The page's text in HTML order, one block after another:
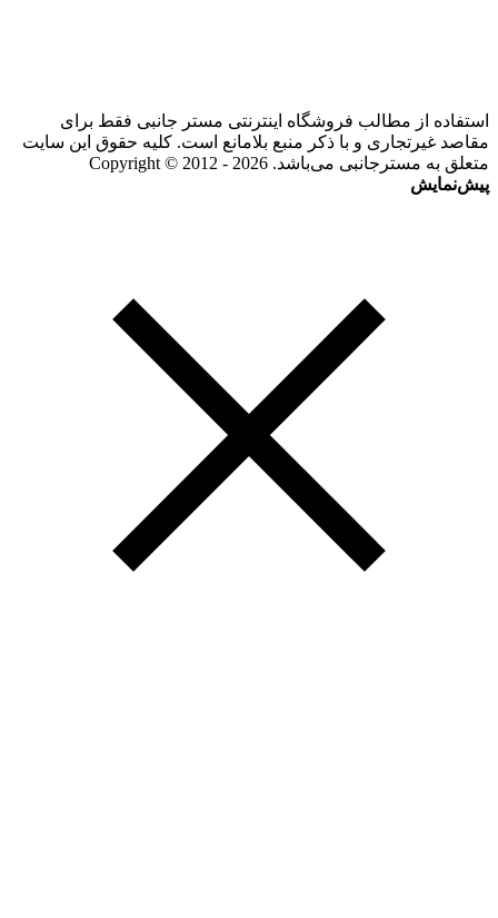
استفاده از مطالب فروشگاه اینترنتی مستر جانبی فقط برای
مقاصد غیرتجاری و با ذکر منبع بلامانع است. کلیه حقوق این سایت
متعلق به مسترجانبی می‌باشد. Copyright © 2012 - 2026
پیش‌نمایش